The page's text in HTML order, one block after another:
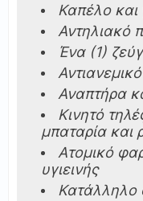
Καπέλο και
Αντηλιακό
Ένα (1)
Αναπτήρα
Κινητό
μπαταρία και
Ατομικό
υγιεινής
Κατάλληλο